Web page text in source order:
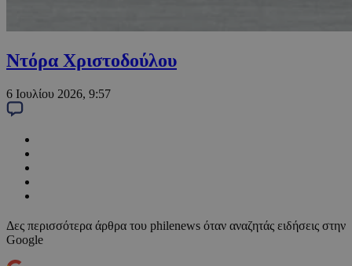
Ντόρα Χριστοδούλου
6 Ιουλίου 2026, 9:57
Δες περισσότερα άρθρα του philenews όταν αναζητάς ειδήσεις στην
Google